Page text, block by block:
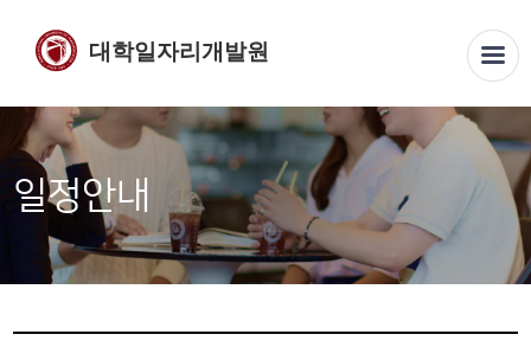
대학일자리개발원
일정안내